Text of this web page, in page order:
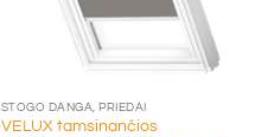
STOGO DANGA, PRIEDAI
VELUX tamsinančios